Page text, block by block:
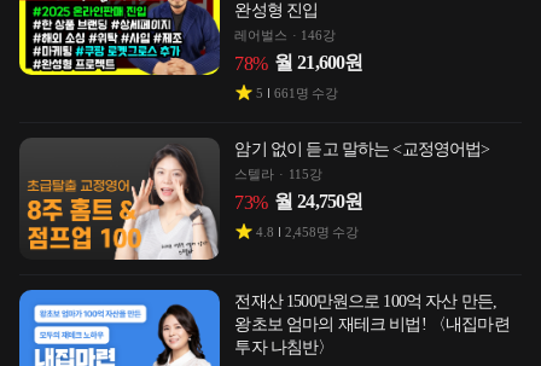
완성형 진입
레어벌스 146강
78% 월 21,600원
5 661 명 수강
암기 없이 듣고 말하는 <교정영어법>
스텔라 115강
73% 월 24,750원
4.8 2,458명 수강
전재산 1500만원으로 100억 자산 만든,
왕초보 엄마의 재테크 비법! 〈내집마련
투자 나침반〉